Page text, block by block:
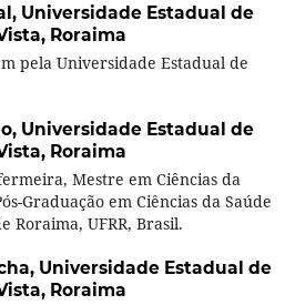
Universidade Estadual de
Roraima
pela Universidade Estadual de
Universidade Estadual de
Roraima
Mestre em Ciências da
Graduação em Ciências da Saúde
Roraima, UFRR, Brasil.
Universidade Estadual de
Roraima